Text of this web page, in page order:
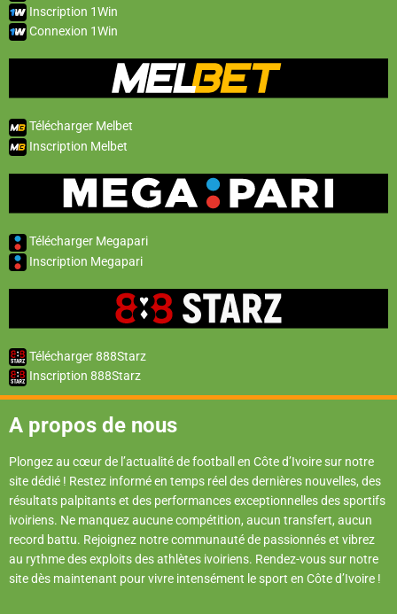
Inscription 1Win
Connexion 1Win
Télécharger Melbet
Inscription Melbet
Télécharger Megapari
Inscription Megapari
Télécharger 888Starz
Inscription 888Starz
A propos de nous
Plongez au cœur de l’actualité de football en Côte d’Ivoire sur notre
site dédié ! Restez informé en temps réel des dernières nouvelles, des
résultats palpitants et des performances exceptionnelles des sportifs
ivoiriens. Ne manquez aucune compétition, aucun transfert, aucun
record battu. Rejoignez notre communauté de passionnés et vibrez
au rythme des exploits des athlètes ivoiriens. Rendez-vous sur notre
site dès maintenant pour vivre intensément le sport en Côte d’Ivoire !